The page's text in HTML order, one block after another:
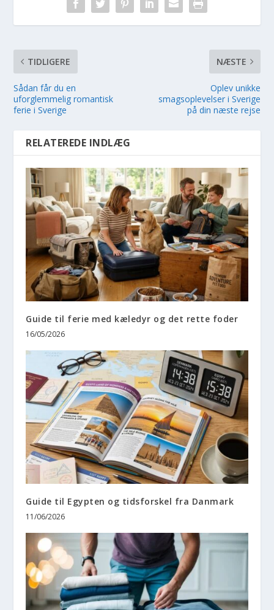
TIDLIGERE
Sådan får du en
uforglemmelig romantisk
ferie i Sverige
NÆSTE
Oplev unikke
smagsoplevelser i Sverige
på din næste rejse
RELATEREDE INDLÆG
Guide til ferie med kæledyr og det rette foder
16/05/2026
Guide til Egypten og tidsforskel fra Danmark
11/06/2026